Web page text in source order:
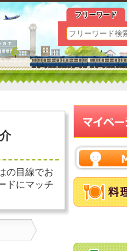
勧めグルメ おすすめ情報
フリーワード
の目線でお
ドにマッチ